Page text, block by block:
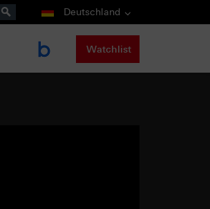
Deutschland
Watchlist